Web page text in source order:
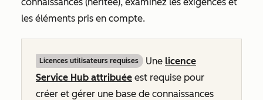
les éléments pris en compte.
Licences utilisateurs requises Une licence
Service Hub attribuée est requise pour
créer et gérer une base de connaissances